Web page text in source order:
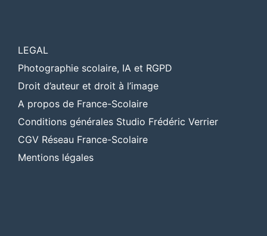
LEGAL
Photographie scolaire, IA et RGPD
Droit d’auteur et droit à l’image
A propos de France-Scolaire
Conditions générales Studio Frédéric Verrier
CGV Réseau France-Scolaire
Mentions légales